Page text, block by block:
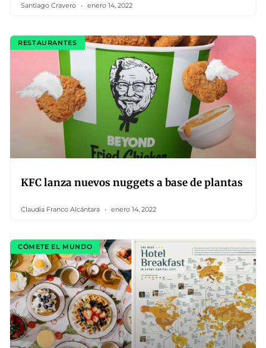
Santiago Cravero enero 14, 2022
RESTAURANTES
KFC lanza nuevos nuggets a base de plantas
Claudia Franco Alcántara enero 14, 2022
CÓMETE EL MUNDO